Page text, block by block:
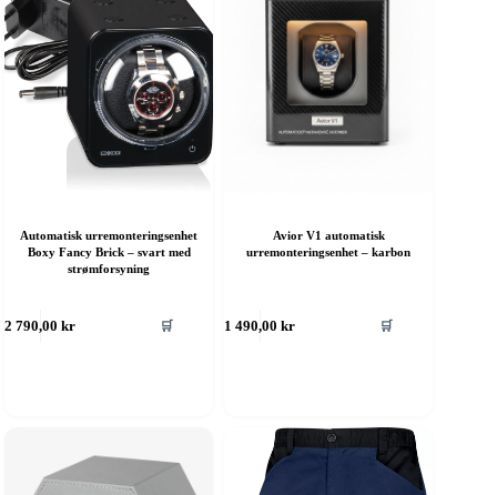
Automatisk urremonteringsenhet
Boxy Fancy Brick – svart med
strømforsyning
2 790,00kr 🛒
Avior V1 automatisk
urremonteringsenhet – karbon
1 490,00kr 🛒